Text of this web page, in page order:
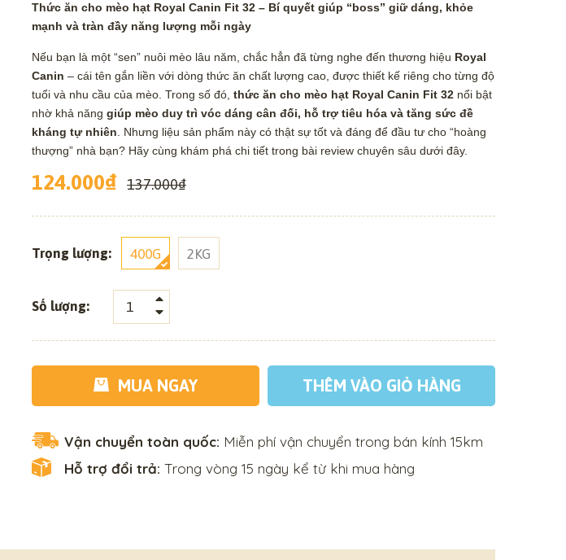
Thức ăn cho mèo hạt Royal Canin Fit 32 – Bí quyết giúp “boss” giữ dáng, khỏe
mạnh và tràn đầy năng lượng mỗi ngày
Nếu bạn là một “sen” nuôi mèo lâu năm, chắc hẳn đã từng nghe đến thương hiệu Royal
Canin – cái tên gắn liền với dòng thức ăn chất lượng cao, được thiết kế riêng cho từng độ
tuổi và nhu cầu của mèo. Trong số đó, thức ăn cho mèo hạt Royal Canin Fit 32 nổi bật
nhờ khả năng giúp mèo duy trì vóc dáng cân đối, hỗ trợ tiêu hóa và tăng sức đề
kháng tự nhiên . Nhưng liệu sản phẩm này có thật sự tốt và đáng để đầu tư cho “hoàng
thượng” nhà bạn? Hãy cùng khám phá chi tiết trong bài review chuyên sâu dưới đây.
124.000₫ 137.000₫
Trọng lượng: 400G 2KG
Số lượng:
MUA NGAY THÊM VÀO GIỎ HÀNG
Vận chuyển toàn quốc: Miễn phí vận chuyển trong bán kính 15km
Hỗ trợ đổi trả: Trong vòng 15 ngày kể từ khi mua hàng